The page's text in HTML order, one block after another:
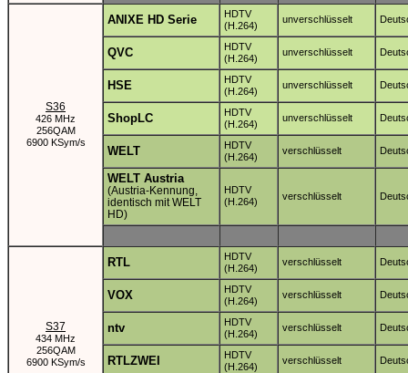
S36
426 MHz
256QAM
6900 KSym/s
ANIXE HD Serie
HDTV
(H.264)
unverschlüsselt
QVC
HDTV
(H.264)
unverschlüsselt
HSE
HDTV
(H.264)
unverschlüsselt
ShopLC
HDTV
(H.264)
unverschlüsselt
WELT
HDTV
(H.264)
verschlüsselt
WELT Austria
(Austria-Kennung,
identisch mit WELT
HD)
HDTV
(H.264)
verschlüsselt
S37
434 MHz
256QAM
6900 KSym/s
RTL
HDTV
(H.264)
verschlüsselt
VOX
HDTV
(H.264)
verschlüsselt
ntv
HDTV
(H.264)
verschlüsselt
RTLZWEI
HDTV
(H.264)
verschlüsselt